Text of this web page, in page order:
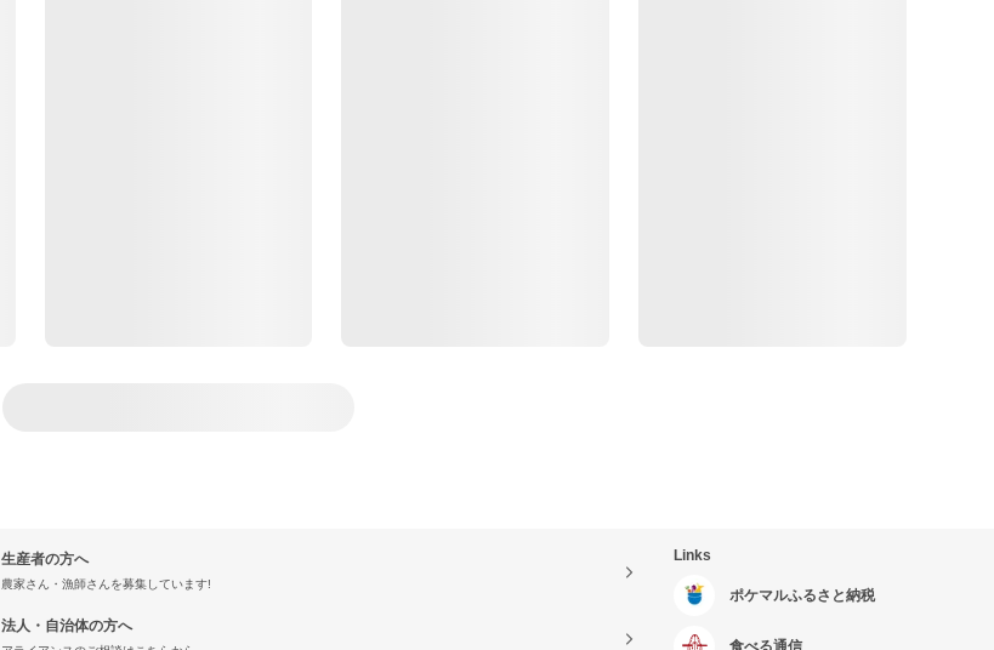
生産者の方へ
農家さん・漁師さんを募集しています!
法人・自治体の方へ
Links
ポケマルふるさと納税
食べる通信